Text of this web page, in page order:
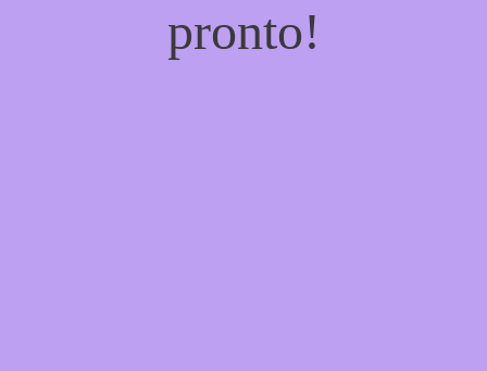
pronto!